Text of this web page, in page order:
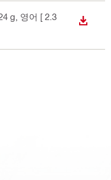
g , 영어 [ 2.3
다운로